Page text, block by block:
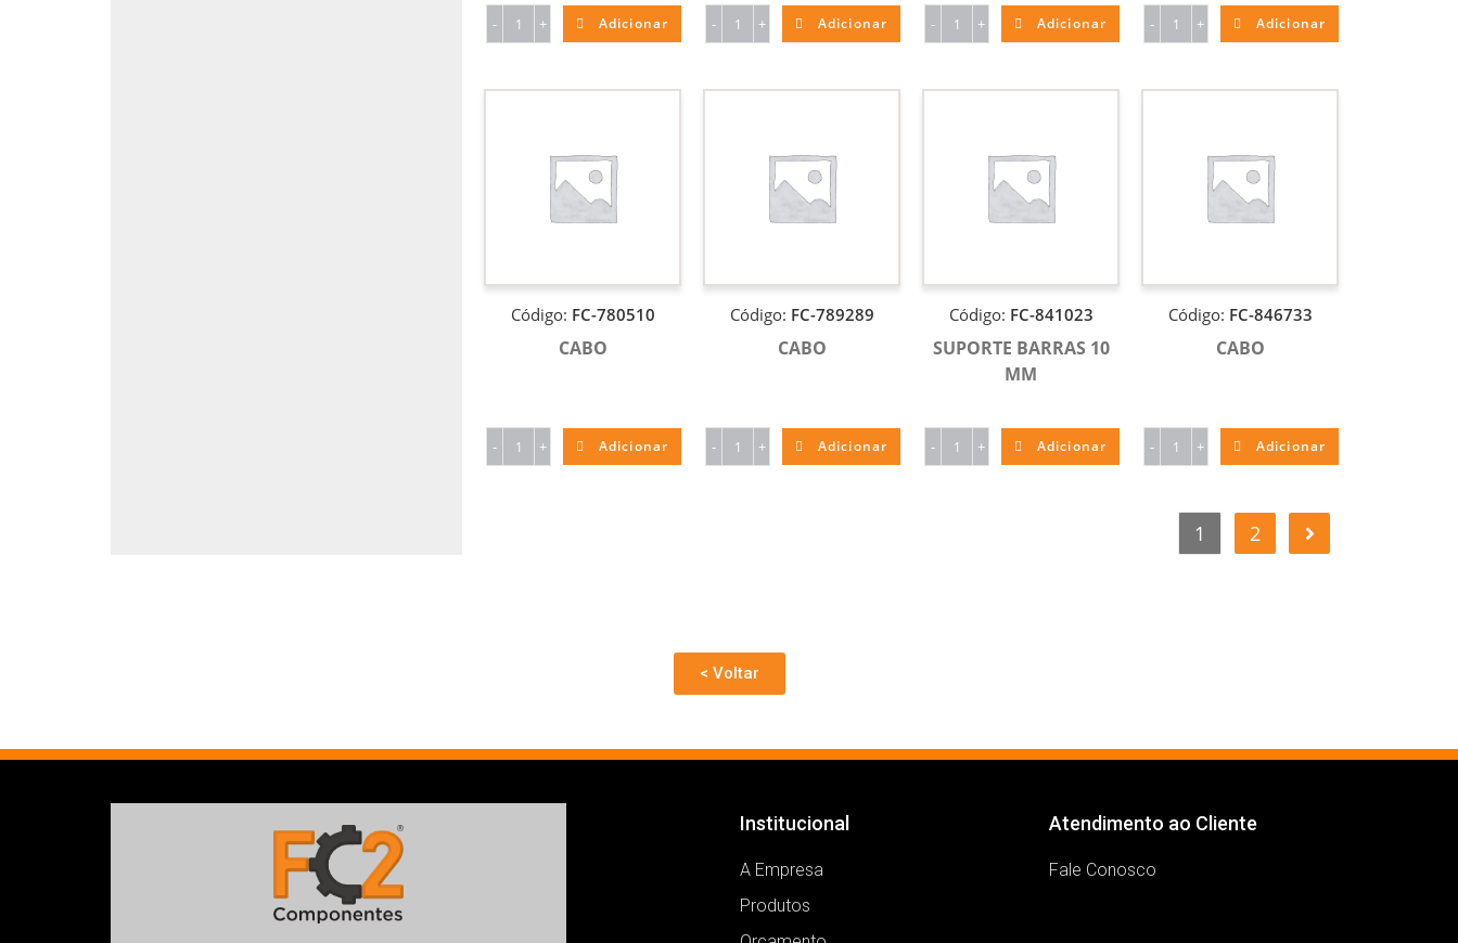
- + Adicionar - + Adicionar - + Adicionar - + Adicionar
- +
Código: FC-780510
CABO
Adicionar - +
Código: FC-789289
CABO
Adicionar - +
Código: FC-841023
SUPORTE BARRAS 10
MM
Adicionar - +
Código: FC-846733
CABO
Adicionar
1 2
< Voltar
Institucional
A Empresa
Produtos
Atendimento ao Cliente
Fale Conosco